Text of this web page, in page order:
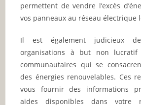
permettent de vendre l’excès
vos panneaux au réseau électrique
Il est également judicieux
organisations à but non
communautaires qui se
des énergies renouvelables. Ces
vous fournir des informations
aides disponibles dans votre